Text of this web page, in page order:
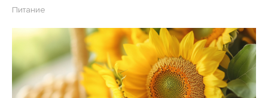
Питание